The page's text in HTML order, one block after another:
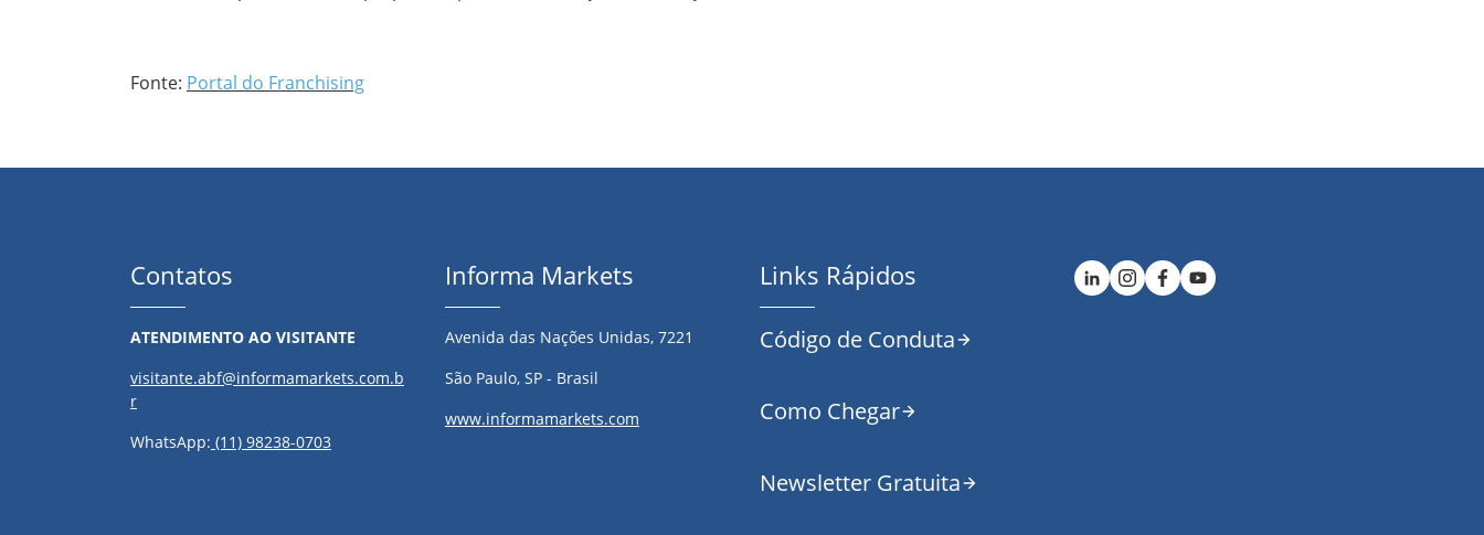
Fonte: Portal do Franchising
Contatos
ATENDIMENTO AO VISITANTE
visitante.abf@informamarkets.com.b
r
WhatsApp: (11) 98238-0703
Informa Markets
Avenida das Nações Unidas, 7221
São Paulo, SP - Brasil
www.informamarkets.com
Links Rápidos
Código de Conduta
Como Chegar
Newsletter Gratuita